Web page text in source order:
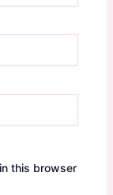
this browser